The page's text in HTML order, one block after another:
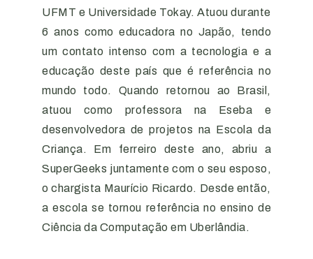
UFMT e Universidade Tokay. Atuou durante
6 anos como educadora no Japão, tendo
um contato intenso com a tecnologia e a
educação deste país que é referência no
mundo todo. Quando retornou ao Brasil,
atuou como professora na Eseba e
desenvolvedora de projetos na Escola da
Criança. Em ferreiro deste ano, abriu a
SuperGeeks juntamente com o seu esposo,
o chargista Maurício Ricardo. Desde então,
a escola se tornou referência no ensino de
Ciência da Computação em Uberlândia.